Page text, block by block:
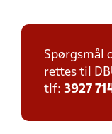
Spørgsmål
rettes til
tlf: 3927